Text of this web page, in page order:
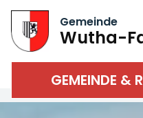
Gemeinde
Wutha-
GEMEINDE &